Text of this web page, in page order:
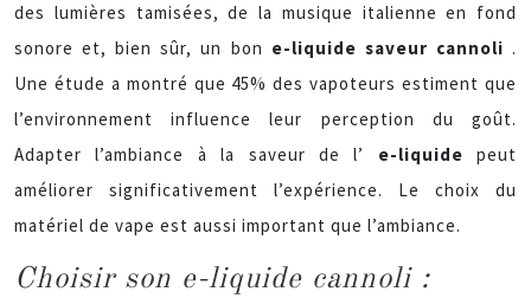
des lumières tamisées, de la musique italienne en fond
sonore et, bien sûr, un bon e-liquide saveur cannoli .
Une étude a montré que 45% des vapoteurs estiment que
l’environnement influence leur perception du goût.
Adapter l’ambiance à la saveur de l’ e-liquide peut
améliorer significativement l’expérience. Le choix du
matériel de vape est aussi important que l’ambiance.
Choisir son e-liquide cannoli :